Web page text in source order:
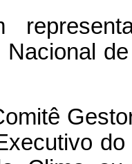
Nacional